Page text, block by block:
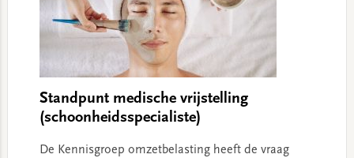
Standpunt medische vrijstelling
(schoonheidsspecialiste)
De Kennisgroep omzetbelasting heeft de vraag